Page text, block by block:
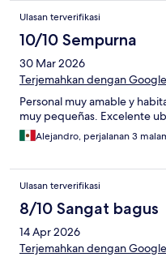
Ulasan terverifikasi
10/10 Sempurna
30 Mar 2026
Terjemahkan dengan Google
Personal muy amable y
muy pequeñas. Excelente
Alejandro, perjalanan 3
Ulasan terverifikasi
8/10 Sangat bagus
14 Apr 2026
Terjemahkan dengan Google